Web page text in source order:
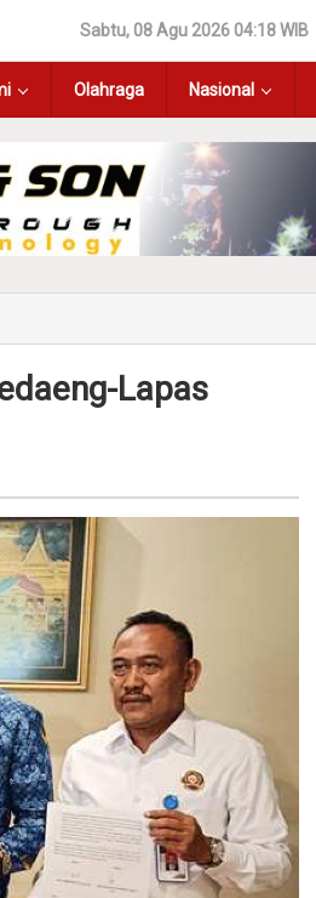
Sabtu, 08 Agu 2026 04:18 WIB
Olahraga Nasional
Lapas